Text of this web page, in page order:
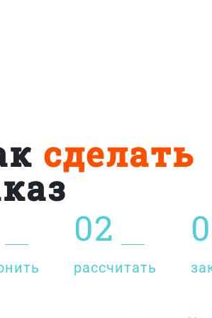
сделать
02
рассчитать